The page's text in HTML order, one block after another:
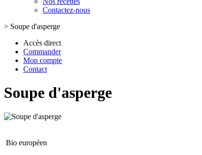
Contactez-nous
> Soupe d'asperge
Accès direct
Commander
Mon compte
Contact
Soupe d'asperge
Bio européen